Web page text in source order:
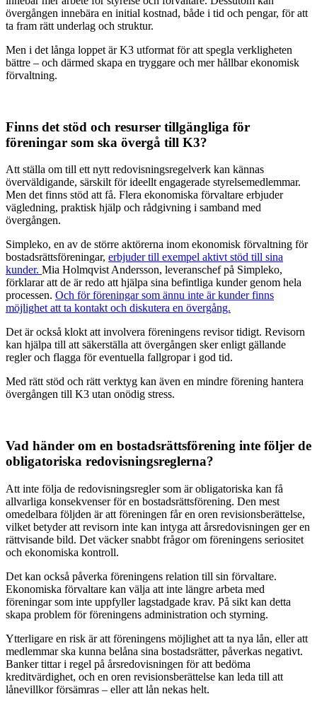
övergången innebära en initial kostnad, både i tid och pengar, för att
ta fram rätt underlag och struktur.
Men i det långa loppet är K3 utformat för att spegla verkligheten
bättre – och därmed skapa en tryggare och mer hållbar ekonomisk
förvaltning.
Finns det stöd och resurser tillgängliga för
föreningar som ska övergå till K3?
Att ställa om till ett nytt redovisningsregelverk kan kännas
överväldigande, särskilt för ideellt engagerade styrelsemedlemmar.
Men det finns stöd att få. Flera ekonomiska förvaltare erbjuder
vägledning, praktisk hjälp och rådgivning i samband med
övergången.
Simpleko, en av de större aktörerna inom ekonomisk förvaltning för
bostadsrättsföreningar, erbjuder till exempel aktivt stöd till sina
kunder. Mia Holmqvist Andersson, leveranschef på Simpleko,
förklarar att de är redo att hjälpa sina befintliga kunder genom hela
processen. Och för föreningar som ännu inte är kunder finns
möjlighet att ta kontakt och diskutera en övergång.
Det är också klokt att involvera föreningens revisor tidigt. Revisorn
kan hjälpa till att säkerställa att övergången sker enligt gällande
regler och flagga för eventuella fallgropar i god tid.
Med rätt stöd och rätt verktyg kan även en mindre förening hantera
övergången till K3 utan onödig stress.
Vad händer om en bostadsrättsförening inte följer de
obligatoriska redovisningsreglerna?
Att inte följa de redovisningsregler som är obligatoriska kan få
allvarliga konsekvenser för en bostadsrättsförening. Den mest
omedelbara följden är att föreningen får en oren revisionsberättelse,
vilket betyder att revisorn inte kan intyga att årsredovisningen ger en
rättvisande bild. Det väcker snabbt frågor om föreningens seriositet
och ekonomiska kontroll.
Det kan också påverka föreningens relation till sin förvaltare.
Ekonomiska förvaltare kan välja att inte längre arbeta med
föreningar som inte uppfyller lagstadgade krav. På sikt kan detta
skapa problem för föreningens administration och styrning.
Ytterligare en risk är att föreningens möjlighet att ta nya lån, eller att
medlemmar ska kunna belåna sina bostadsrätter, påverkas negativt.
Banker tittar i regel på årsredovisningen för att bedöma
kreditvärdighet, och en oren revisionsberättelse kan leda till att
lånevillkor försämras – eller att lån nekas helt.